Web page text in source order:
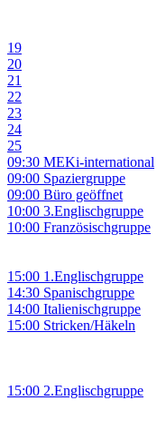
19
20
21
22
23
24
25
09:30 MEKi-international
09:00 Spaziergruppe
09:00 Büro geöffnet
10:00 3.Englischgruppe
10:00 Französischgruppe
15:00 1.Englischgruppe
14:30 Spanischgruppe
14:00 Italienischgruppe
15:00 Stricken/Häkeln
15:00 2.Englischgruppe